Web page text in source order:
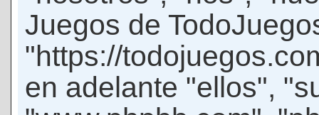
Juegos de
"https://
en adelante "ellos",